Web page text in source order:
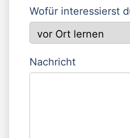
Wofür interessierst
Nachricht